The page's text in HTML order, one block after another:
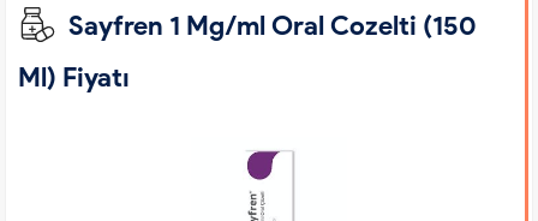
Sayfren 1 Mg/ml Oral Cozelti (150
Ml) Fiyatı